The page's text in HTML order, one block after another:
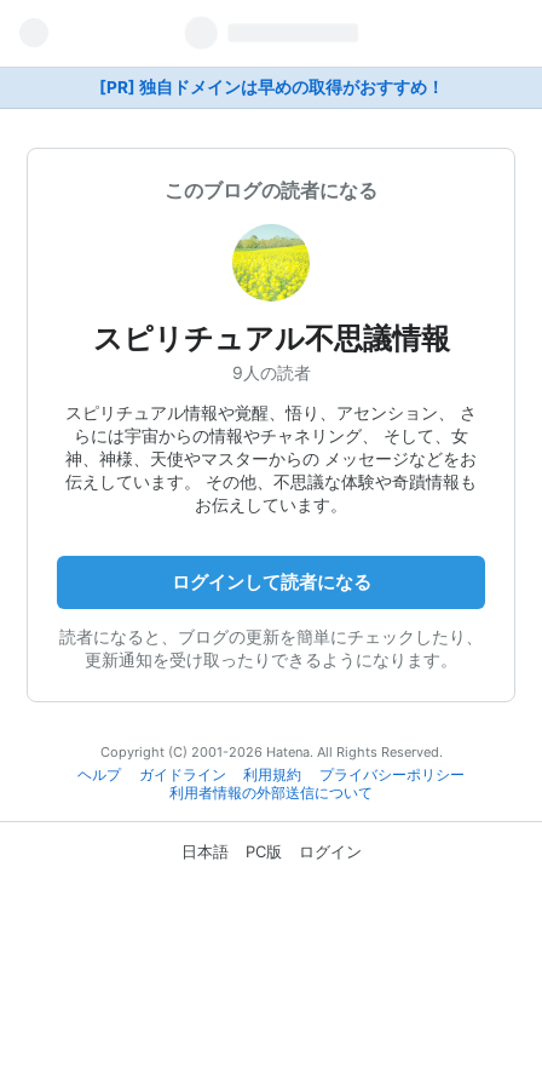
[PR] 独自ドメインは早めの取得がおすすめ！
このブログの読者になる
スピリチュアル不思議情報
9人の読者
スピリチュアル情報や覚醒、悟り、アセンション、 さ
らには宇宙からの情報やチャネリング、 そして、女
神、神様、天使やマスターからの メッセージなどをお
伝えしています。 その他、不思議な体験や奇蹟情報も
お伝えしています。
ログインして読者になる
読者になると、ブログの更新を簡単にチェックしたり、
更新通知を受け取ったりできるようになります。
Copyright (C) 2001-2026 Hatena. All Rights Reserved.
ヘルプ
ガイドライン 利用規約
プライバシーポリシー
利用者情報の外部送信について
日本語 PC版 ログイン